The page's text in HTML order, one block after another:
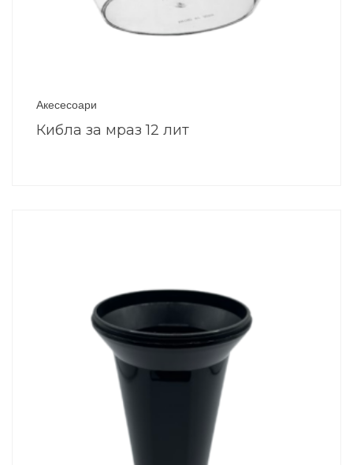
Акесесоари
Кибла за мраз 12 лит